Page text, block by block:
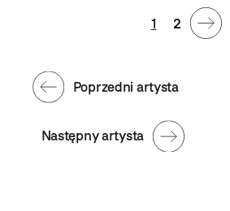
1 2
Następny artysta
Poprzedni artysta